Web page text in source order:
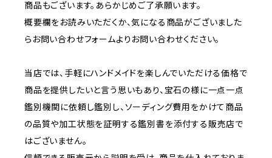
商品もございます。あらかじめご了承願います。
概要欄をお読みいただくか、気になる商品がございました
らお問い合わせフォームよりお問い合わせください。
当店では、手軽にハンドメイドを楽しんでいただける価格で
商品を提供したいと言う思いもあり、宝石の様に一点一点
鑑別機関に依頼し鑑別し、ソーディング費用をかけて商品
の品質や加工状態を証明する鑑別書を添付する販売店で
はございません。